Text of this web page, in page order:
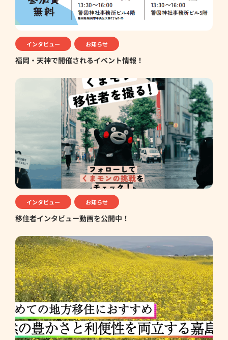
インタビュー お知らせ
福岡・天神で開催されるイベント情報！
インタビュー お知らせ
移住者インタビュー動画を公開中！